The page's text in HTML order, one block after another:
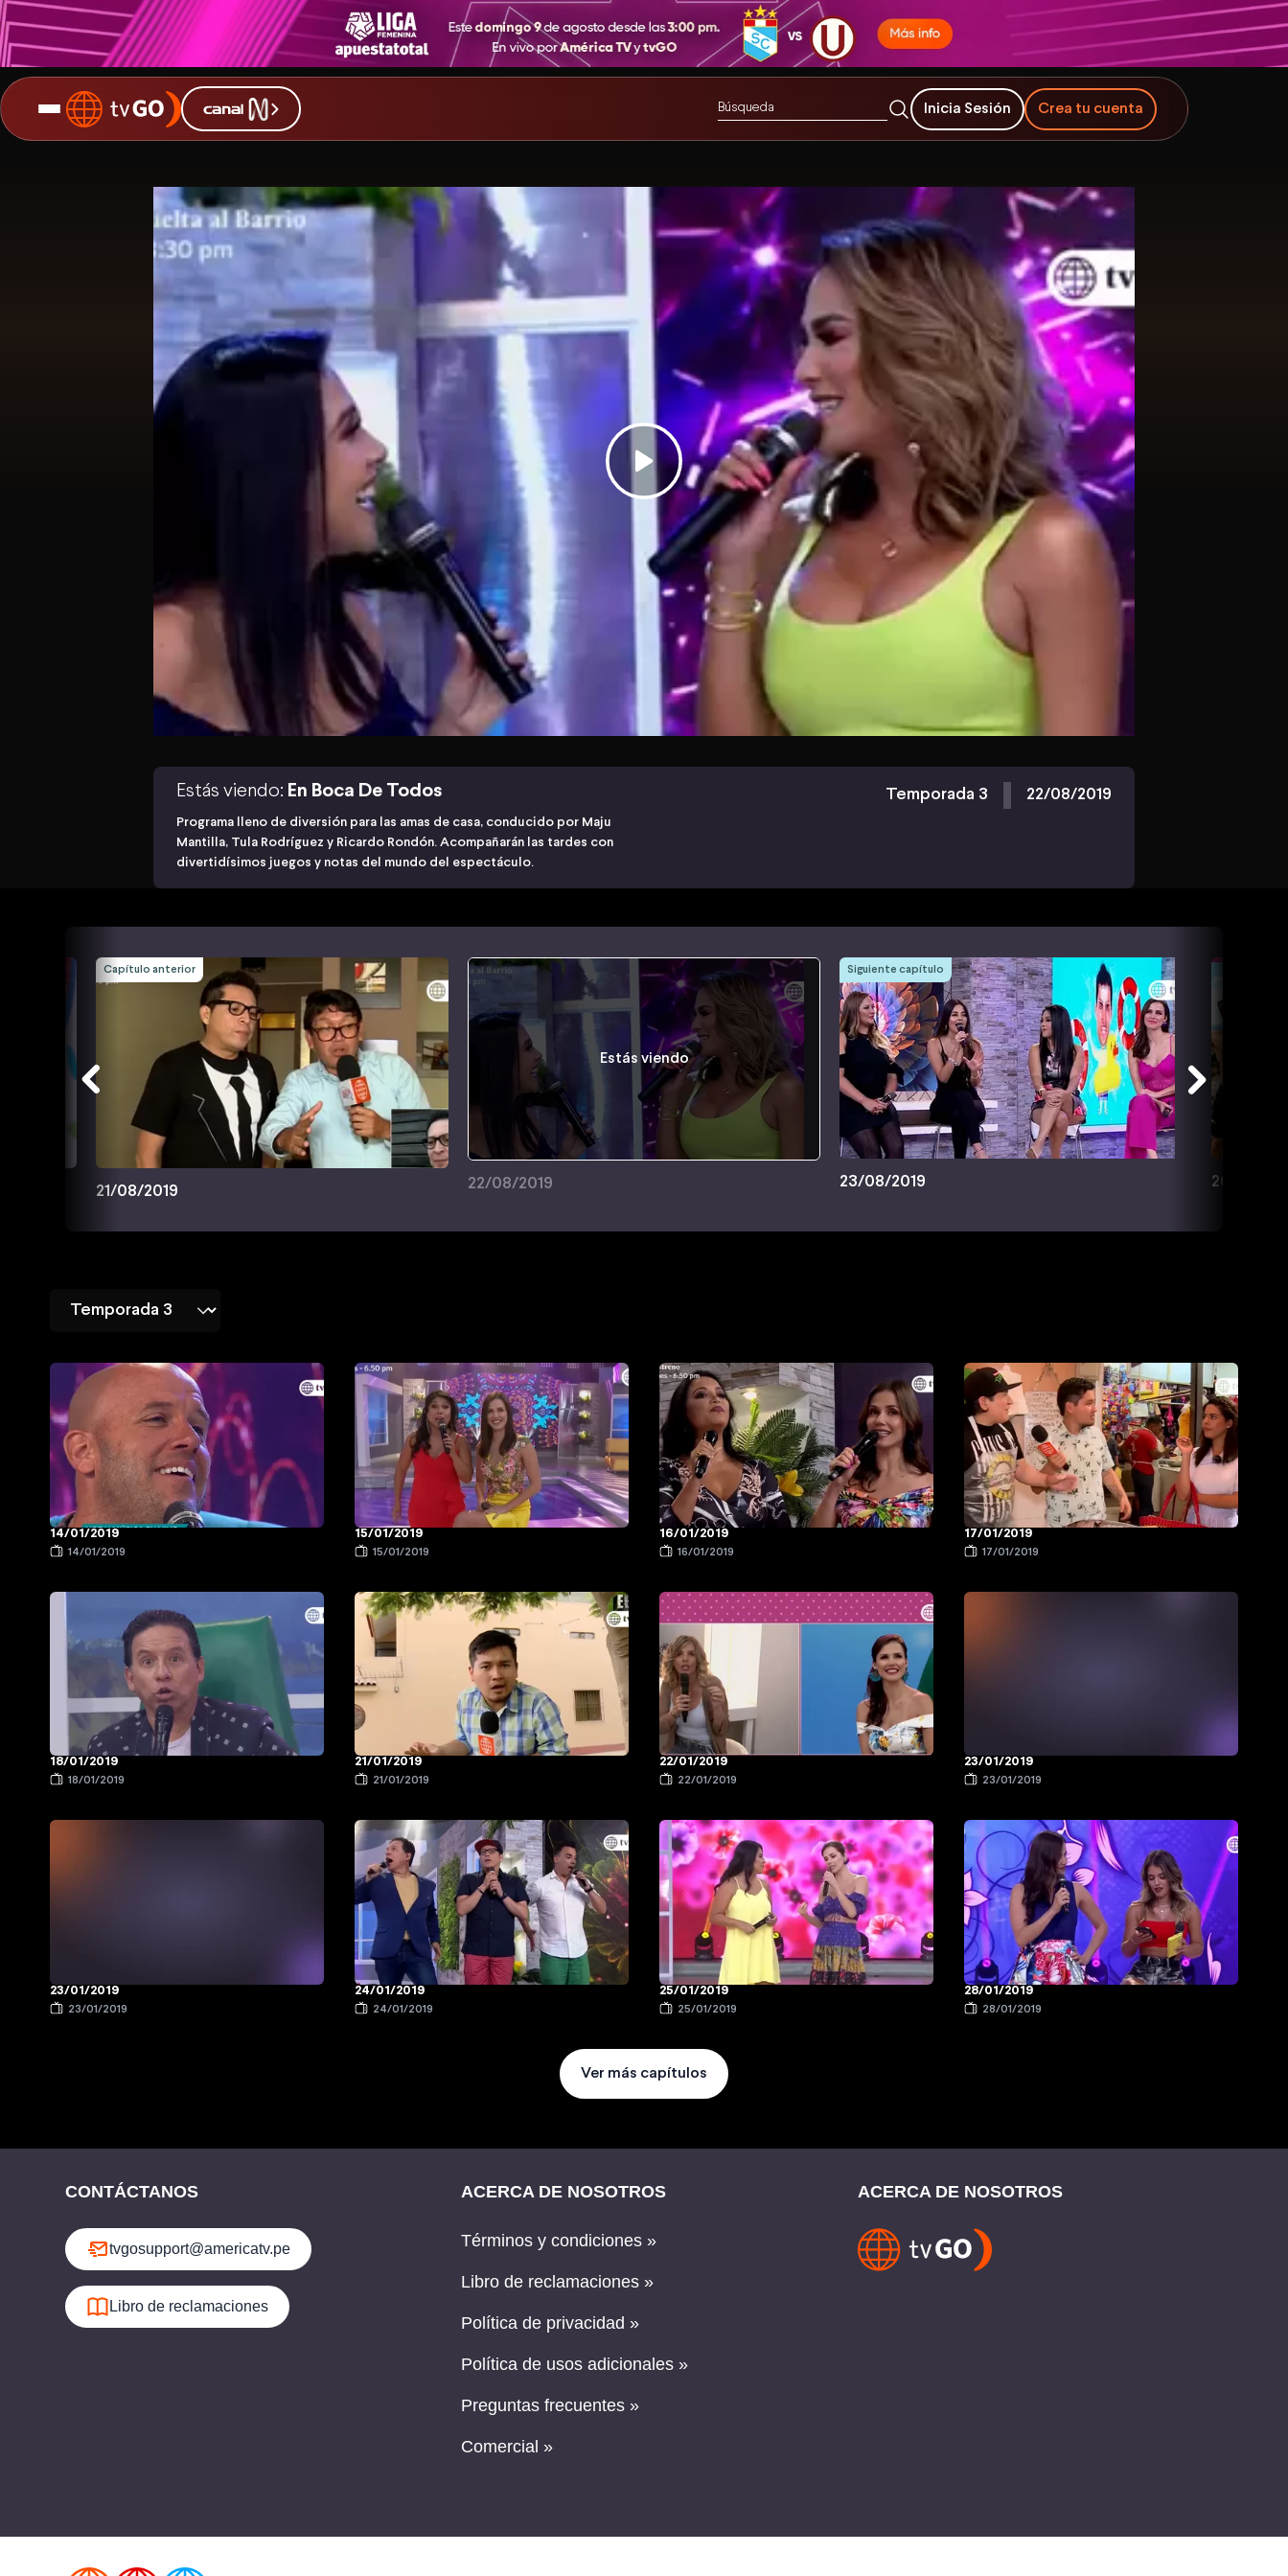
Inicia Sesión Crea tu cuenta
Estás viendo: En Boca De Todos
Programa lleno de diversión para las amas de casa, conducido por Maju
Mantilla, Tula Rodríguez y Ricardo Rondón. Acompañarán las tardes con
divertidísimos juegos y notas del mundo del espectáculo.
Temporada 3 22/08/2019
Capítulo anterior
21/08/2019
Estás viendo
22/08/2019
Siguiente capítulo
23/08/2019 26/08/
14/01/2019
14/01/2019
15/01/2019
15/01/2019
16/01/2019
16/01/2019
17/01/2019
17/01/2019
18/01/2019
18/01/2019
21/01/2019
21/01/2019
22/01/2019
22/01/2019
23/01/2019
23/01/2019
23/01/2019
23/01/2019
24/01/2019
24/01/2019
25/01/2019
25/01/2019
28/01/2019
28/01/2019
Ver más capítulos
CONTÁCTANOS
tvgosupport@americatv.pe
Libro de reclamaciones
ACERCA DE NOSOTROS
Términos y condiciones »
Libro de reclamaciones »
Política de privacidad »
Política de usos adicionales »
Preguntas frecuentes »
Comercial »
ACERCA DE NOSOTROS